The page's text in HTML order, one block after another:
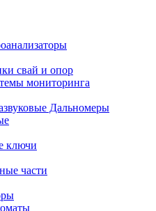
свай и опор
мониторинга
Дальномеры
ключи
части